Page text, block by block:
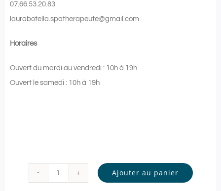
07.66.53.20.83
laurabotella.spatherapeute@gmail.com
Horaires
Ouvert du mardi au vendredi : 10h à 19h
Ouvert le samedi : 10h à 19h
Ajouter au panier